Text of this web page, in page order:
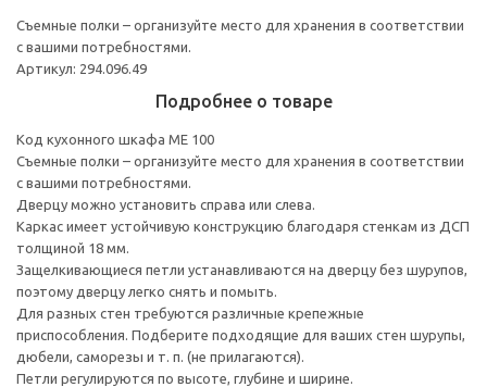
Съемные полки – организуйте место для хранения в соответствии
с вашими потребностями.
Артикул: 294.096.49
Подробнее о товаре
Код кухонного шкафа ME 100
Съемные полки – организуйте место для хранения в соответствии
с вашими потребностями.
Дверцу можно установить справа или слева.
Каркас имеет устойчивую конструкцию благодаря стенкам из ДСП
толщиной 18 мм.
Защелкивающиеся петли устанавливаются на дверцу без шурупов,
поэтому дверцу легко снять и помыть.
Для разных стен требуются различные крепежные
приспособления. Подберите подходящие для ваших стен шурупы,
дюбели, саморезы и т. п. (не прилагаются).
Петли регулируются по высоте, глубине и ширине.